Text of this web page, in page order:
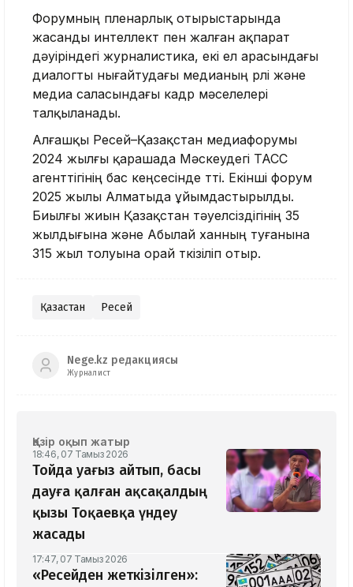
Форумның пленарлық отырыстарында
жасанды интеллект пен жалған ақпарат
дәуіріндегі журналистика, екі ел арасындағы
диалогты нығайтудағы медианың рөлі және
медиа саласындағы кадр мәселелері
талқыланады.
Алғашқы Ресей–Қазақстан медиафорумы
2024 жылғы қарашада Мәскеудегі ТАСС
агенттігінің бас кеңсесінде өтті. Екінші форум
2025 жылы Алматыда ұйымдастырылды.
Биылғы жиын Қазақстан тәуелсіздігінің 35
жылдығына және Абылай ханның туғанына
315 жыл толуына орай өткізіліп отыр.
Қазақстан Ресей
Nege.kz редакциясы
Журналист
Қазір оқып жатыр
18:46, 07 Тамыз 2026
Тойда уағыз айтып, басы
дауға қалған ақсақалдың
қызы Тоқаевқа үндеу
жасады
17:47, 07 Тамыз 2026
«Ресейден жеткізілген»: